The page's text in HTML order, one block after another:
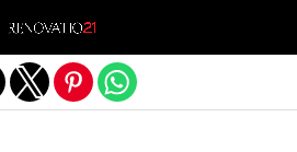
mobile version